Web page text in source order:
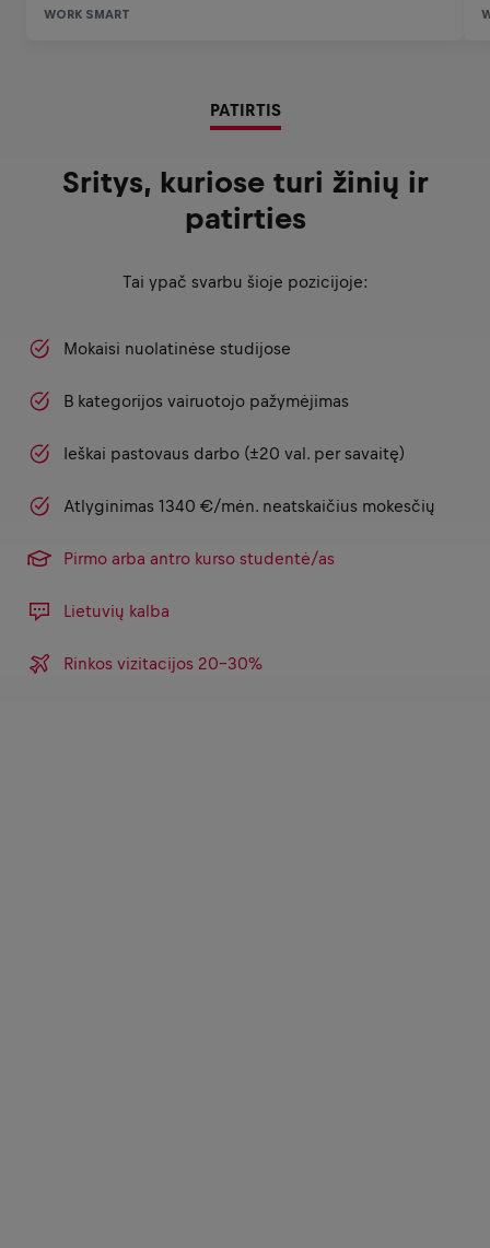
PATIRTIS
Sritys, kuriose turi žinių ir
patirties
Tai ypač svarbu šioje pozicijoje:
Mokaisi nuolatinėse studijose
B kategorijos vairuotojo pažymėjimas
Ieškai pastovaus darbo (±20 val. per savaitę)
Atlyginimas 1340 €/mėn. neatskaičius mokesčių
Pirmo arba antro kurso studentė/as
Lietuvių kalba
Rinkos vizitacijos 20-30%